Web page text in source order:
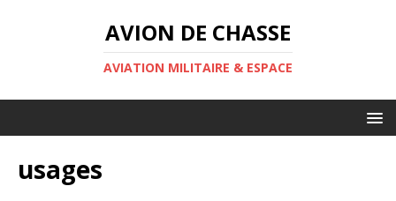
AVION DE CHASSE
AVIATION MILITAIRE & ESPACE
usages